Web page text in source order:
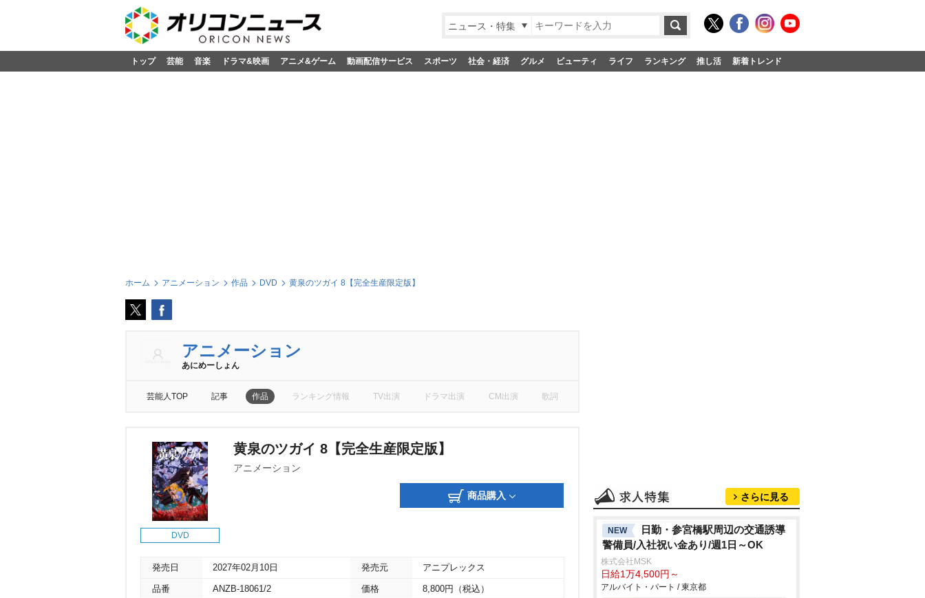
ニュース・特集
トップ 芸能 音楽 ドラマ&映画 アニメ&ゲーム 動画配信サービス スポーツ 社会・経済 グルメ ビューティ ライフ ランキング 推し活 新着トレンド
ホーム アニメーション 作品 DVD 黄泉のツガイ 8【完全生産限定版】
アニメーション
あにめーしょん
芸能人TOP 記事 作品 ランキング情報 TV出演 ドラマ出演 CM出演 歌詞
DVD
黄泉のツガイ 8【完全生産限定版】
アニメーション
商品購入
発売日 2027年02月10日 発売元 アニプレックス
品番 ANZB-18061/2 価格 8,800円（税込）
さらに見る
NEW
日勤・参宮橋駅周辺の交通誘導
警備員/入社祝い金あり/週1日～OK
株式会社MSK
日給1万4,500円～
アルバイト・パート / 東京都